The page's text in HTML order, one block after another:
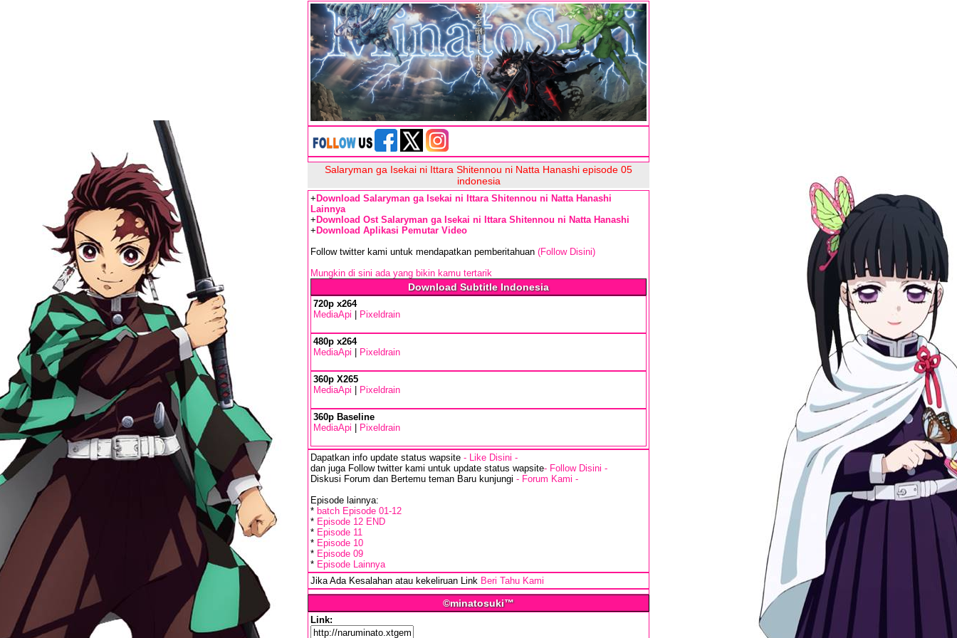
Salaryman ga Isekai ni Ittara Shitennou ni Natta Hanashi episode 05
indonesia
+ Download Salaryman ga Isekai ni Ittara Shitennou ni Natta Hanashi
Lainnya
+ Download Ost Salaryman ga Isekai ni Ittara Shitennou ni Natta Hanashi
+ Download Aplikasi Pemutar Video
Follow twitter kami untuk mendapatkan pemberitahuan (Follow Disini)
Mungkin di sini ada yang bikin kamu tertarik
Download Subtitle Indonesia
720p x264
MediaApi
Pixeldrain
480p x264
MediaApi
Pixeldrain
360p X265
MediaApi
Pixeldrain
360p Baseline
MediaApi
Pixeldrain
Dapatkan info update status wapsite - Like Disini -
dan juga Follow twitter kami untuk update status wapsite- Follow Disini -
Diskusi Forum dan Bertemu teman Baru kunjungi - Forum Kami -
Episode lainnya:
* batch Episode 01-12
* Episode 12 END
* Episode 11
* Episode 10
* Episode 09
* Episode Lainnya
Jika Ada Kesalahan atau kekeliruan Link Beri Tahu Kami
©minatosuki™
Link: